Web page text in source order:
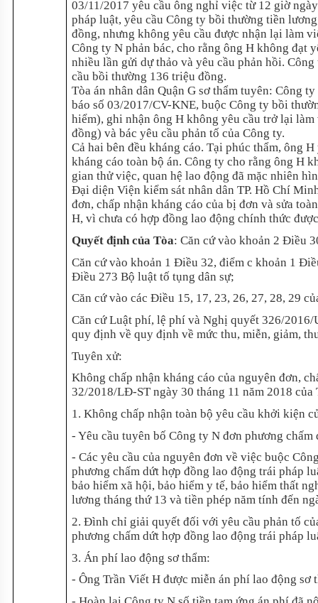
03/11/2017 yêu cầu ông nghỉ việc từ 12 giờ
pháp luật, yêu cầu Công ty bồi thường tiền
đồng, nhưng không yêu cầu được nhận lại làm
Công ty N phản bác, cho rằng ông H không đạt
nhiều lần gửi dự thảo và yêu cầu phản hồi.
cầu bồi thường 136 triệu đồng.
Tòa án nhân dân Quận G sơ thẩm tuyên: Công
báo số 03/2017/CV-KNE, buộc Công ty bồi
hiểm), ghi nhận ông H không yêu cầu trở lại
đồng) và bác yêu cầu phản tố của Công ty.
Cả hai bên đều kháng cáo. Tại phúc thẩm, ông
kháng cáo toàn bộ án. Công ty cho rằng ông H
gian thử việc, quan hệ lao động đã mặc nhiên
Đại diện Viện kiểm sát nhân dân TP. Hồ Chí
đơn, chấp nhận kháng cáo của bị đơn và sửa
H, vì chưa có hợp đồng lao động chính thức
Quyết định của Tòa: Căn cứ vào khoản 2 Điều
Căn cứ vào khoản 1 Điều 32, điểm c khoản 1
Điều 273 Bộ luật tố tụng dân sự;
Căn cứ vào các Điều 15, 17, 23, 26, 27, 28, 29
Căn cứ Luật phí, lệ phí và Nghị quyết 326/
quy định về quy định về mức thu, miễn, giảm,
Tuyên xử:
Không chấp nhận kháng cáo của nguyên đơn,
32/2018/LĐ-ST ngày 30 tháng 11 năm 2018
1. Không chấp nhận toàn bộ yêu cầu khởi kiện
- Yêu cầu tuyên bố Công ty N đơn phương
- Các yêu cầu của nguyên đơn về việc buộc
phương chấm dứt hợp đồng lao động trái pháp
bảo hiểm xã hội, bảo hiểm y tế, bảo hiểm thất
lương tháng thứ 13 và tiền phép năm tính đến
2. Đình chỉ giải quyết đối với yêu cầu phản tố
phương chấm dứt hợp đồng lao động trái pháp
3. Án phí lao động sơ thẩm:
- Ông Trần Viết H được miễn án phí lao động sơ